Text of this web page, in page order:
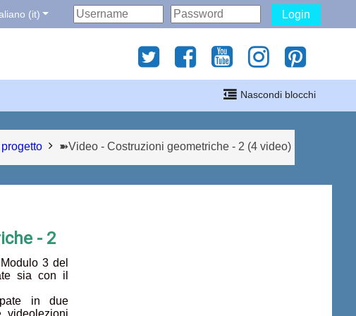
‎(it)‎ Login
Nascondi blocchi
➽Video - Costruzioni geometriche - 2 (4 video)
- 2
3 del
sia con il
in due